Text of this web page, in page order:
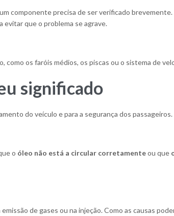
componente precisa de ser verificado brevemente.
evitar que o problema se agrave.
os faróis médios, os piscas ou o sistema de
significado
do veículo e para a segurança dos passageiros.
o óleo não está a circular corretamenteou que
emissão de gases ou na injeção. Como as causas